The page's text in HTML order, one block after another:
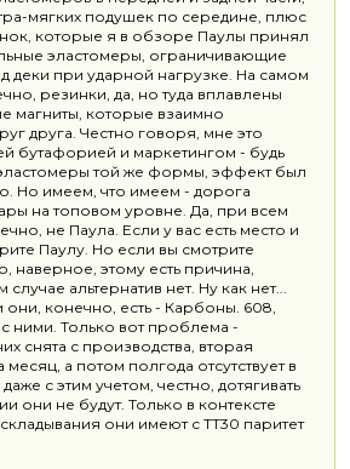
мягких подушек по середине, плюс
которые я в обзоре Паулы принял
эластомеры, ограничивающие
деки при ударной нагрузке. На самом
резинки, да, но туда вплавлены
магниты, которые взаимно
друга. Честно говоря, мне это
бутафорией и маркетингом - будь
той же формы, эффект был
Но имеем, что имеем - дорога
на топовом уровне. Да, при всем
не Паула. Если у вас есть место и
Паулу. Но если вы смотрите
наверное, этому есть причина,
случае альтернатив нет. Ну как нет...
они, конечно, есть - Карбоны. 608,
ними. Только вот проблема -
снята с производства, вторая
месяц, а потом полгода отсутствует в
с этим учетом, честно, дотягивать
они не будут. Только в контексте
они имеют с TT30 паритет